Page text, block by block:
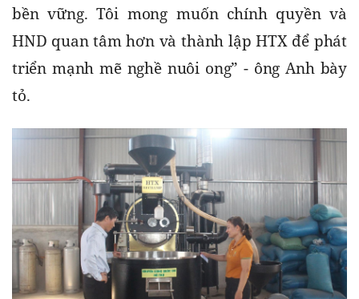
bền vững. Tôi mong muốn chính quyền và
HND quan tâm hơn và thành lập HTX để phát
triển mạnh mẽ nghề nuôi ong” - ông Anh bày
tỏ.